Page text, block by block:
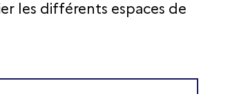
les différents espaces de